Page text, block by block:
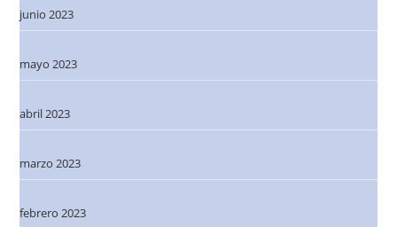
junio 2023
mayo 2023
abril 2023
marzo 2023
febrero 2023